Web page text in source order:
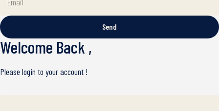
Send
Welcome Back ,
Please login to your account !